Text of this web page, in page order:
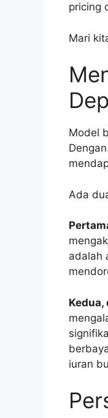
pricing
Mari
Model
Ada
adalah
iuran